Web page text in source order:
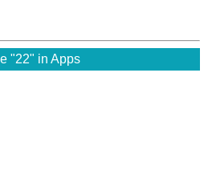
"22" in Apps